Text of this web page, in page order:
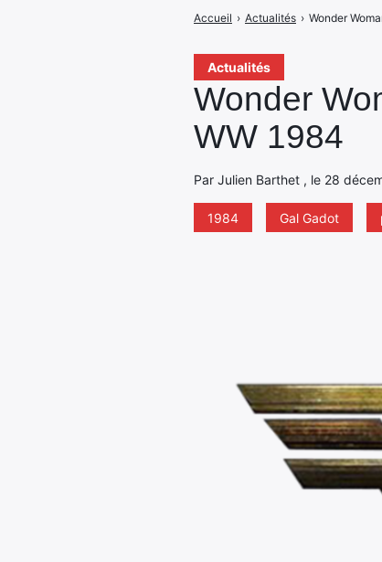
Actualités
Wonder
WW 1984
Par Julien Barthet , le 28
1984 Gal Gadot
Accueil › Actualités › Wonder